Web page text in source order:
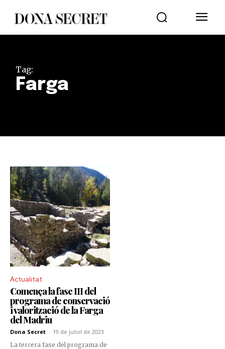
Tag:
Farga
Actualitat
Comença la fase III del
programa de conservació
i valorització de la Farga
del Madriu
Dona Secret - 19 de juliol de 2023
La tercera fase del programa de